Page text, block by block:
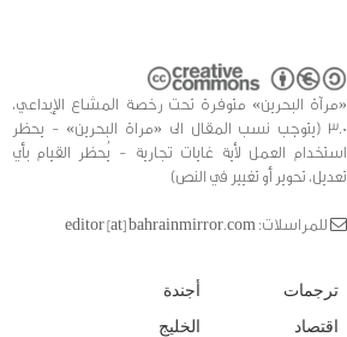
«مرآة البحرين» متوفرة تحت رخصة المشاع الإبداعي،
3.0 (يتوجب نسب المقال الى «مراة البحرين» - يحظر
استخدام العمل لأية غايات تجارية - يُحظر القيام بأي
تعديل، تحوير أو تغيير في النص)
للمراسلات: editor [at] bahrainmirror.com
ترجمات
اقتصاد
أجندة
الخليج